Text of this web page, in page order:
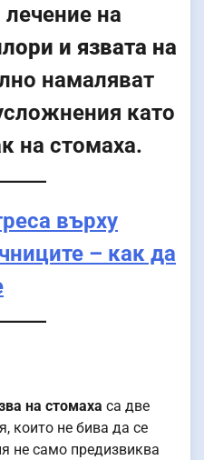
на
и язвата на
намаляват
като
на стомаха.
върху
– как да
на стомаха са две
които не бива да се
не само предизвиква